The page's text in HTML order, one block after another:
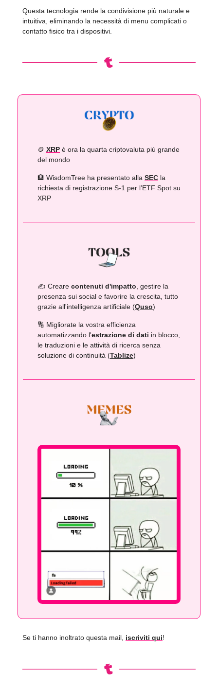
Questa tecnologia rende la condivisione più naturale e
intuitiva, eliminando la necessità di menu complicati o
contatto fisico tra i dispositivi.
🪙 XRP è ora la quarta criptovaluta più grande
del mondo
🏦 WisdomTree ha presentato alla SEC la
richiesta di registrazione S-1 per l’ETF Spot su
XRP
✍️ Creare contenuti d'impatto , gestire la
presenza sui social e favorire la crescita, tutto
grazie all'intelligenza artificiale (Quso)
🔢 Migliorate la vostra efficienza
automatizzando l'estrazione di dati in blocco,
le traduzioni e le attività di ricerca senza
soluzione di continuità (Tablize)
Se ti hanno inoltrato questa mail, iscriviti qui!